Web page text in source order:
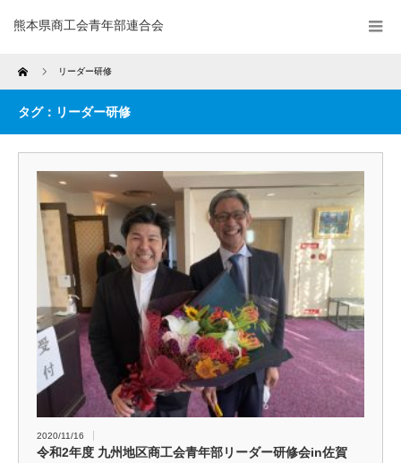
熊本県商工会青年部連合会
Home リーダー研修
タグ：リーダー研修
2020/11/16
令和2年度 九州地区商工会青年部リーダー研修会in佐賀